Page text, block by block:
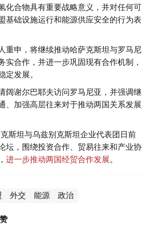
化合物具有重要战略意义，并对任何可
基础设施运行和能源供应安全的行为表
重申，将继续推动哈萨克斯坦与罗马尼
实合作，并进一步巩固现有合作机制，
定发展。
阔谢尔巴耶夫访问罗马尼亚，并强调继
、加强高层往来对于推动两国关系发展
斯坦与乌兹别克斯坦企业代表团日前
坛，围绕投资合作、贸易往来和产业协
进一步推动两国经贸合作发展。
外交 能源 政治